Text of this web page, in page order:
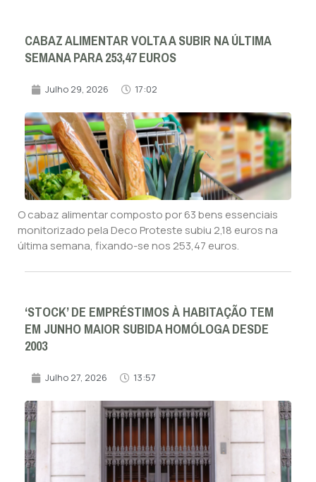
CABAZ ALIMENTAR VOLTA A SUBIR NA ÚLTIMA
SEMANA PARA 253,47 EUROS
Julho 29, 2026 17:02
O cabaz alimentar composto por 63 bens essenciais
monitorizado pela Deco Proteste subiu 2,18 euros na
última semana, fixando-se nos 253,47 euros.
‘STOCK’ DE EMPRÉSTIMOS À HABITAÇÃO TEM
EM JUNHO MAIOR SUBIDA HOMÓLOGA DESDE
2003
Julho 27, 2026 13:57